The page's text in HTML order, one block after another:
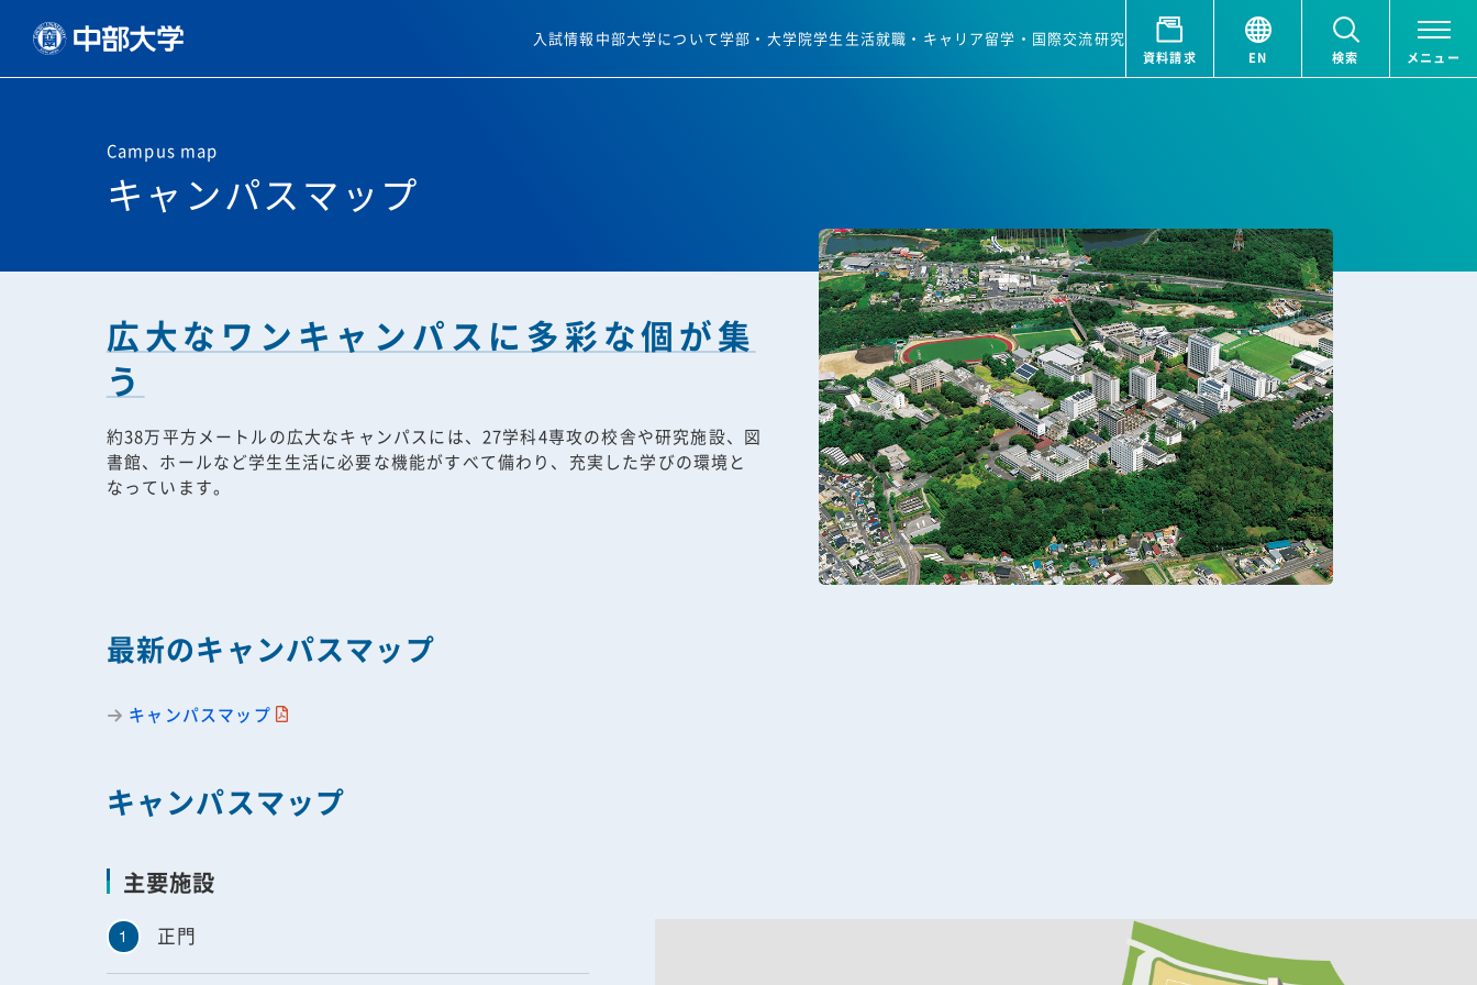
入試情報 中部大学について学部・大学院学生生活就職・キャリア留学・国際交流研究
資料請求 EN 検索 メニュー
Campus map
キャンパスマップ
広大なワンキャンパスに多彩な個が集
う
約38万平方メートルの広大なキャンパスには、27学科4専攻の校舎や研究施設、図
書館、ホールなど学生生活に必要な機能がすべて備わり、充実した学びの環境と
なっています。
最新のキャンパスマップ
キャンパスマップ
キャンパスマップ
主要施設
1 正門